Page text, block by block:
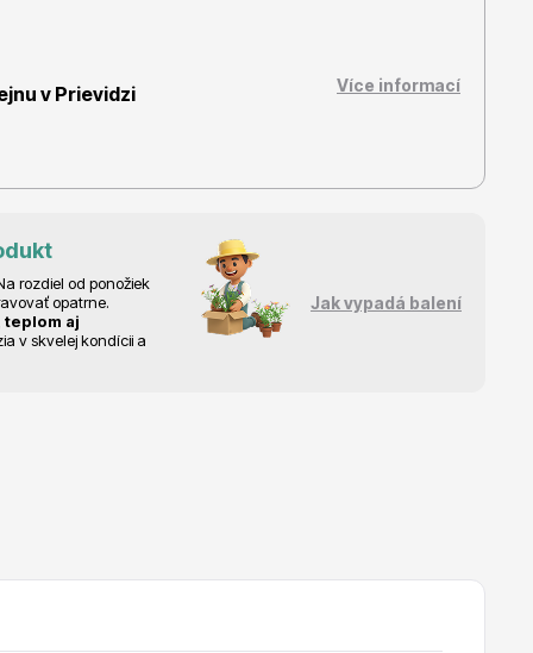
v Prievidzi Více informací
rozdiel od ponožiek
opatrne.
teplom aj
v skvelej kondícii a
Jak vypadá balení